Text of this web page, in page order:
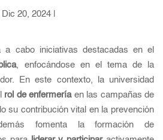
Dic 20, 2024 |
a cabo iniciativas destacadas en el
, enfocándose en el tema de la
En este contexto, la universidad
rol de enfermeríaen las campañas de
su contribución vital en la prevención
fomenta la formación de